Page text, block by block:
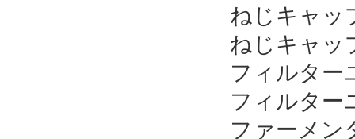
ねじキャッ
ねじキャッ
フィルター
フィルター
ファーメン